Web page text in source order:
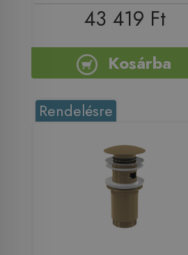
43 419 Ft
Kosárba
Rendelésre